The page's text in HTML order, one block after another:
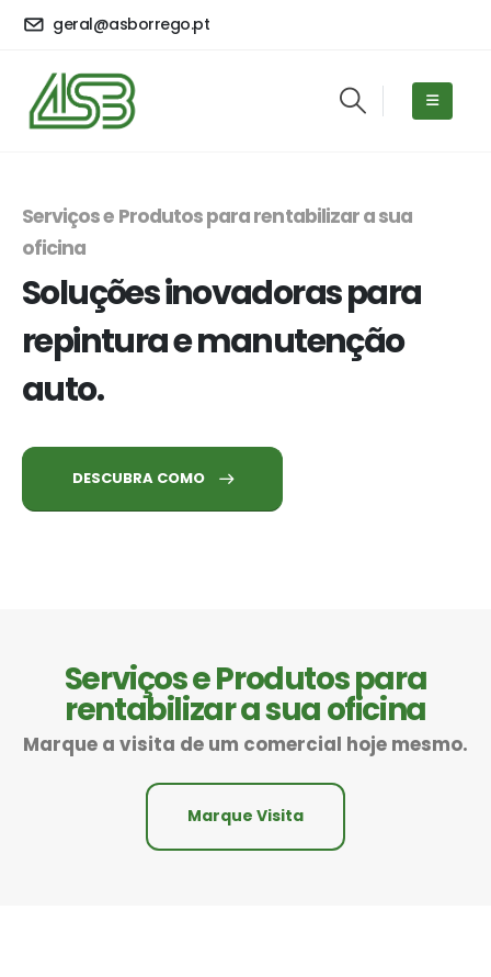
geral@asborrego.pt
Serviços e Produtos para rentabilizar a sua
oficina
Soluções inovadoras para
repintura e manutenção
auto.
DESCUBRA COMO
Serviços e Produtos para
rentabilizar a sua oficina
Marque a visita de um comercial hoje mesmo.
Marque Visita